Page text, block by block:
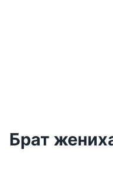
Брат